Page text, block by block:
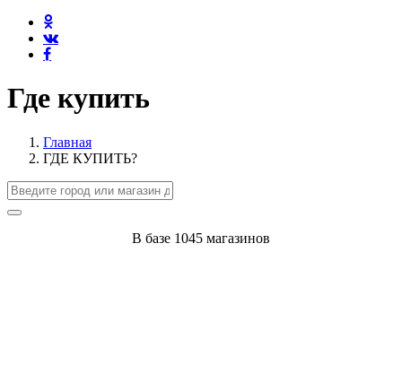
Где купить
Главная
ГДЕ КУПИТЬ?
В базе 1045 магазинов